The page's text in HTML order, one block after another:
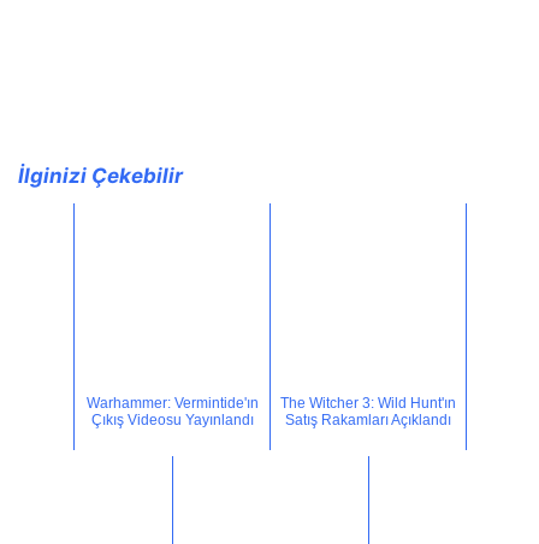
İlginizi Çekebilir
Warhammer: Vermintide'ın
Çıkış Videosu Yayınlandı
The Witcher 3: Wild Hunt'ın
Satış Rakamları Açıklandı